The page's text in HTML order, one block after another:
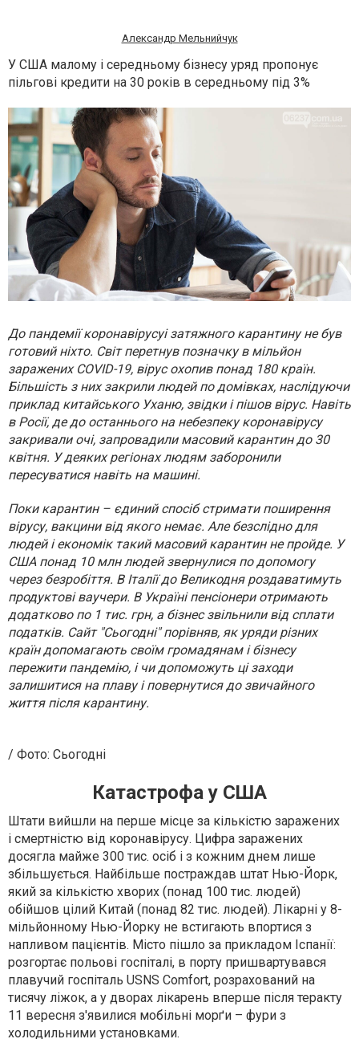
Александр Мельнийчук
У США малому і середньому бізнесу уряд пропонує
пільгові кредити на 30 років в середньому під 3%
До пандемії коронавірусуі затяжного карантину не був
готовий ніхто. Світ перетнув позначку в мільйон
заражених COVID-19, вірус охопив понад 180 країн.
Більшість з них закрили людей по домівках, наслідуючи
приклад китайського Уханю, звідки і пішов вірус. Навіть
в Росії, де до останнього на небезпеку коронавірусу
закривали очі, запровадили масовий карантин до 30
квітня. У деяких регіонах людям заборонили
пересуватися навіть на машині.
Поки карантин – єдиний спосіб стримати поширення
вірусу, вакцини від якого немає. Але безслідно для
людей і економік такий масовий карантин не пройде. У
США понад 10 млн людей звернулися по допомогу
через безробіття. В Італії до Великодня роздаватимуть
продуктові ваучери. В Україні пенсіонери отримають
додатково по 1 тис. грн, а бізнес звільнили від сплати
податків. Сайт "Сьогодні" порівняв, як уряди різних
країн допомагають своїм громадянам і бізнесу
пережити пандемію, і чи допоможуть ці заходи
залишитися на плаву і повернутися до звичайного
життя після карантину.
/ Фото: Сьогодні
Катастрофа у США
Штати вийшли на перше місце за кількістю заражених
і смертністю від коронавірусу. Цифра заражених
досягла майже 300 тис. осіб і з кожним днем лише
збільшується. Найбільше постраждав штат Нью-Йорк,
який за кількістю хворих (понад 100 тис. людей)
обійшов цілий Китай (понад 82 тис. людей). Лікарні у 8-
мільйонному Нью-Йорку не встигають впортися з
напливом пацієнтів. Місто пішло за прикладом Іспанії:
розгортає польові госпіталі, в порту пришвартувався
плавучий госпіталь USNS Comfort, розрахований на
тисячу ліжок, а у дворах лікарень вперше після теракту
11 вересня з'явилися мобільні морґи – фури з
холодильними установками.